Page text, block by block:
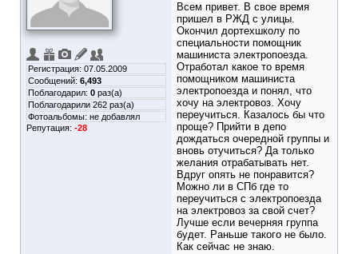
Регистрация: 07.05.2009
Сообщений: 6,493
Поблагодарил: 0 раз(а)
Поблагодарили 262 раз(а)
Фотоальбомы: не добавлял
Репутация: -28
Всем привет. В свое время
пришел в РЖД с улицы.
Окончил дортехшколу по
специальности помощник
машиниста электропоезда.
Отработал какое то время
помощником машиниста
электропоезда и понял, что
хочу на электровоз. Хочу
переучиться. Казалось бы что
проще? Прийти в депо
дождаться очередной группы и
вновь отучиться? Да только
желания отрабатывать нет.
Вдруг опять не понравится?
Можно ли в СПб где то
переучиться с электропоезда
на электровоз за свой счет?
Лучше если вечерняя группа
будет. Раньше такого не было.
Как сейчас не знаю.